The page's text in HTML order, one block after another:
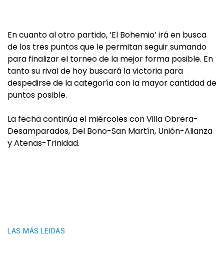
En cuanto al otro partido, ‘El Bohemio’ irá en busca
de los tres puntos que le permitan seguir sumando
para finalizar el torneo de la mejor forma posible. En
tanto su rival de hoy buscará la victoria para
despedirse de la categoría con la mayor cantidad de
puntos posible.
La fecha continúa el miércoles con Villa Obrera-
Desamparados, Del Bono-San Martín, Unión-Alianza
y Atenas-Trinidad.
LAS MÁS LEIDAS